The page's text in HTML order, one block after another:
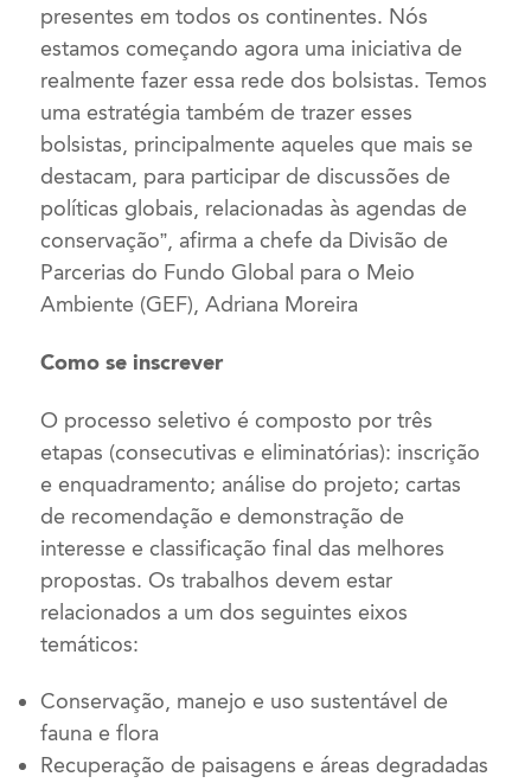
presentes em todos os continentes. Nós
estamos começando agora uma iniciativa de
realmente fazer essa rede dos bolsistas. Temos
uma estratégia também de trazer esses
bolsistas, principalmente aqueles que mais se
destacam, para participar de discussões de
políticas globais, relacionadas às agendas de
conservação”, afirma a chefe da Divisão de
Parcerias do Fundo Global para o Meio
Ambiente (GEF), Adriana Moreira
Como se inscrever
O processo seletivo é composto por três
etapas (consecutivas e eliminatórias): inscrição
e enquadramento; análise do projeto; cartas
de recomendação e demonstração de
interesse e classificação final das melhores
propostas. Os trabalhos devem estar
relacionados a um dos seguintes eixos
temáticos:
Conservação, manejo e uso sustentável de
fauna e flora
Recuperação de paisagens e áreas degradadas